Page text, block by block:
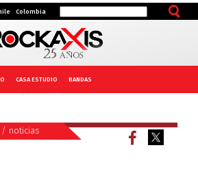
Colombia
CASA ESTUDIO BANDAS
/ noticias